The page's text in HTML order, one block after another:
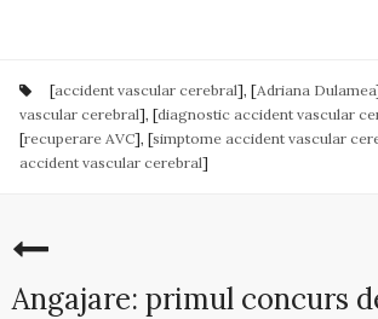
[accident vascular cerebral], [Adriana Dulamea
vascular cerebral], [diagnostic accident vascular
[recuperare AVC], [simptome accident vascular
accident vascular cerebral]
Angajare: primul concurs